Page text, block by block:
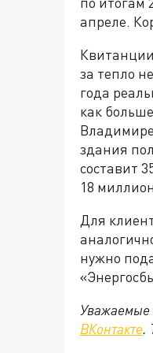
апреле.
за тепло
года
как
здания
составит
18
Для
нужно
Уважаемые
ВКонтакте.